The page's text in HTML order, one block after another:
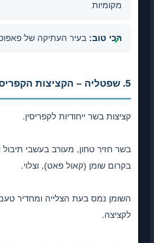
מקומיות
הכי טוב: בעיר העתיקה של
5. שפטליה – הקציצות הקפריסאיות
קציצות בשר ייחודיות לקפריסין.
בשר חזיר טחון, מעורב בעשבי תיבול
בקרום שומן (קאול פאט), וצלוי.
השומן נמס בעת הצלייה ומחדיר
לקציצה.